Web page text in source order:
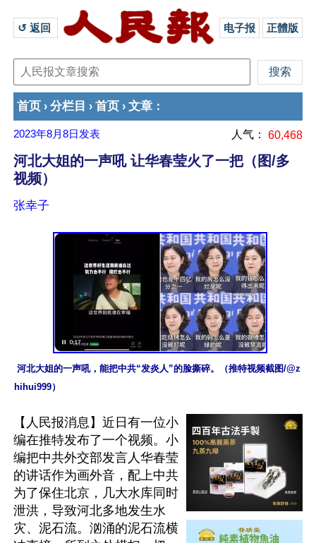
↺ 返回 电子报 正體版
首页 › 分栏目 › 首页 › 文章 ：
2023年8月8日 发表 人气： 60,468
河北大姐的一声吼 让华春莹火了一把（图/多
视频）
张幸子
hihui999）
【人民报消息】近日有一位小
编在推特发布了一个视频。小
编把中共外交部发言人华春莹
的讲话作为画外音，配上中共
为了保住北京，几大水库同时
泄洪，导致河北多地发生水
灾、泥石流。汹涌的泥石流横